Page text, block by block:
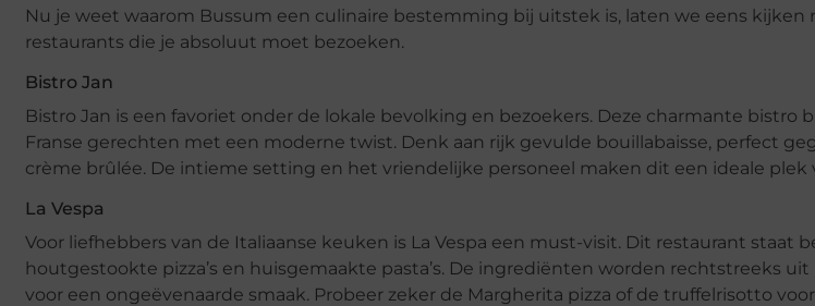
Nu je weet waarom Bussum een culinaire bestemming bij uitstek is, laten we eens kijken
restaurants die je absoluut moet bezoeken.
Bistro Jan
Bistro Jan is een favoriet onder de lokale bevolking en bezoekers. Deze charmante bistro
Franse gerechten met een moderne twist. Denk aan rijk gevulde bouillabaisse, perfect
crème brûlée. De intieme setting en het vriendelijke personeel maken dit een ideale plek
La Vespa
Voor liefhebbers van de Italiaanse keuken is La Vespa een must-visit. Dit restaurant staat
houtgestookte pizza’s en huisgemaakte pasta’s. De ingrediënten worden rechtstreeks
voor een ongeëvenaarde smaak. Probeer zeker de Margherita pizza of de truffelrisotto